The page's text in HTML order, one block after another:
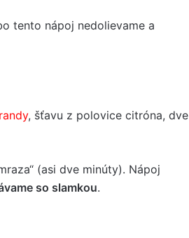
tento nápoj nedolievame a
, šťavu z polovice citróna, dve
(asi dve minúty). Nápoj
so slamkou.